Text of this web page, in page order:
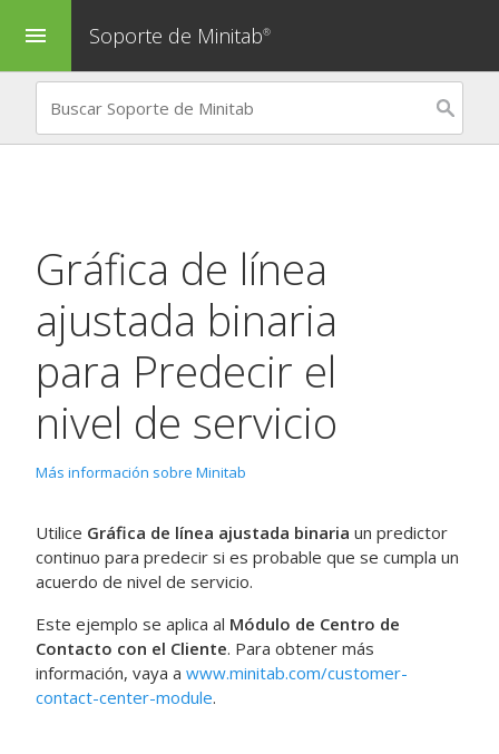
menu Soporte de Minitab®
Gráfica de línea
ajustada binaria
para Predecir el
nivel de servicio
Más información sobre Minitab
Utilice Gráfica de línea ajustada binaria un predictor
continuo para predecir si es probable que se cumpla un
acuerdo de nivel de servicio.
Este ejemplo se aplica al Módulo de Centro de
Contacto con el Cliente. Para obtener más
información, vaya a www.minitab.com/customer-
contact-center-module.